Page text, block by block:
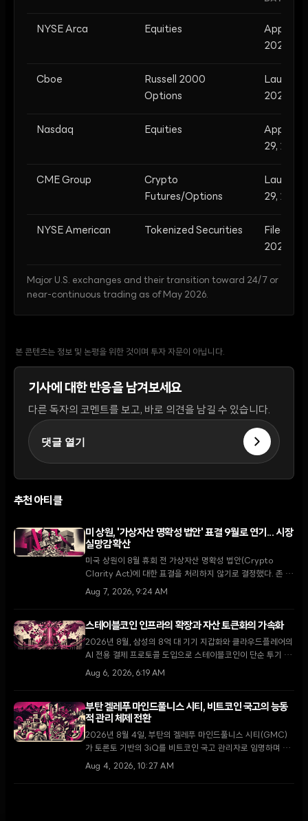
NYSE Arca Equities
2025
Cboe
Russell 2000
Options
2026
Nasdaq Equities
29, 2026
CME Group
Crypto
Futures/Options
29, 2026
NYSE American Tokenized Securities
Filed
2026
Major U.S. exchanges and their transition toward 24/7 or
near-continuous trading as of May 2026.
본 콘텐츠는 정보 및 논평을 위한 것이며 투자 자문이 아닙니다.
기사에 대한 반응을 남겨보세요
다른 독자의 코멘트를 보고, 바로 의견을 남길 수 있습니다.
댓글 열기
추천 아티클
미 상원, '가상자산 명확성 법안' 표결 9월로 연기... 시장
실망감 확산
미국 상원이 8월 휴회 전 가상자산 명확성 법안(Crypto
Clarity Act)에 대한 표결을 처리하지 않기로 결정했다. 존 튠
다수당 원내대표는 9월 복귀 후 최우선 과제로 다룰 것을 약속
Aug 7, 2026, 9:24 AM
스테이블코인 인프라의 확장과 자산 토큰화의 가속화
2026년 8월, 삼성의 8억 대 기기 지갑화와 클라우드플레어의
AI 전용 결제 프로토콜 도입으로 스테이블코인이 단순 투기 수
단을 넘어 글로벌 디지털 경제의 핵심 인프라로 자리 잡고 있
Aug 6, 2026, 6:19 AM
부탄 겔레푸 마인드풀니스 시티, 비트코인 국고의 능동
적 관리 체제 전환
2026년 8월 4일, 부탄의 겔레푸 마인드풀니스 시티(GMC)
가 토론토 기반의 3iQ를 비트코인 국고 관리자로 임명하며 단
순 보유에서 능동적 운용으로 전략을 전환했다. 이는 국왕의 1
Aug 4, 2026, 10:27 AM